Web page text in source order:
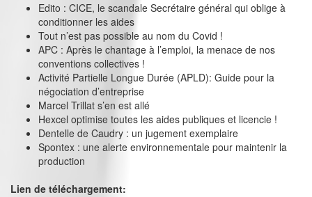
Edito : CICE, le scandale Secrétaire général qui oblige à
conditionner les aides
Tout n’est pas possible au nom du Covid !
APC : Après le chantage à l’emploi, la menace de nos
conventions collectives !
Activité Partielle Longue Durée (APLD): Guide pour la
négociation d’entreprise
Marcel Trillat s’en est allé
Hexcel optimise toutes les aides publiques et licencie !
Dentelle de Caudry : un jugement exemplaire
Spontex : une alerte environnementale pour maintenir la
production
Lien de téléchargement: